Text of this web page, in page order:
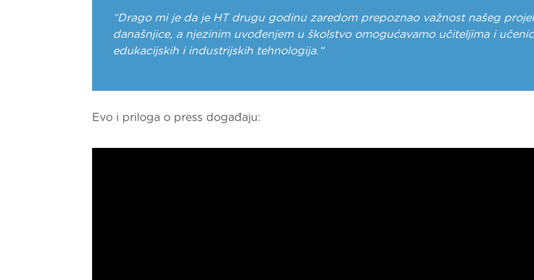
“Drago mi je da je HT drugu godinu zaredom prepoznao važnost našeg
današnjice, a njezinim uvođenjem u školstvo omogućavamo učiteljima i
edukacijskih i industrijskih tehnologija.“
Evo i priloga o press događaju: